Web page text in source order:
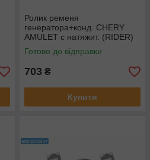
Ролик ременя
генератора+конд. CHERY
AMULET с натяжит. (RIDER)
RD.A118111200AB
Готово до відправки
703 ₴
Купити